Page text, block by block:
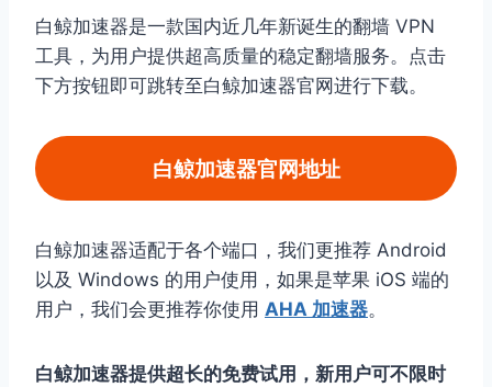
白鲸加速器是一款国内近几年新诞生的翻墙 VPN
工具，为用户提供超高质量的稳定翻墙服务。点击
下方按钮即可跳转至白鲸加速器官网进行下载。
白鲸加速器官网地址
白鲸加速器适配于各个端口，我们更推荐 Android
以及 Windows 的用户使用，如果是苹果 iOS 端的
用户，我们会更推荐你使用 AHA 加速器。
白鲸加速器提供超长的免费试用，新用户可不限时